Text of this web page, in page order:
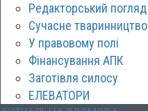
Редакторський погляд
Сучасне тваринництво
У правовому полі
Фінансування АПК
Заготівля силосу
ЕЛЕВАТОРИ